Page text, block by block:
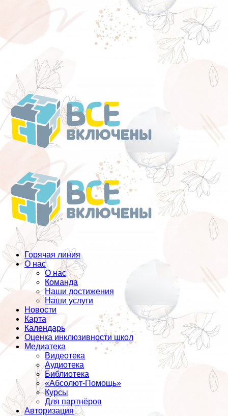
Перейти
к
содержанию
Горячая линия
О нас
О нас
Команда
Наши достижения
Наши услуги
Новости
Карта
Календарь
Оценка инклюзивности школ
Медиатека
Видеотека
Аудиотека
Библиотека
«Абсолют-Помощь»
Курсы
Для партнёров
Авторизация